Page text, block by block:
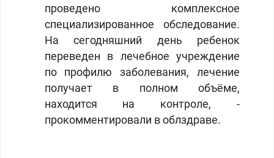
проведено комплексное
специализированное обследование.
На сегодняшний день ребенок
переведен в лечебное учреждение
по профилю заболевания, лечение
получает в полном объёме,
находится на контроле, -
прокомментировали в облздраве.